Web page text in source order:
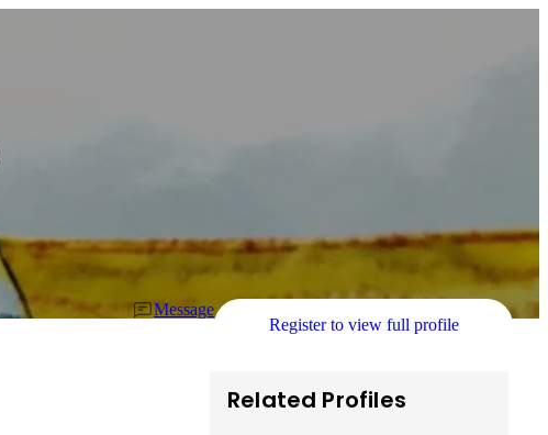
Message
Register to view full profile
Related Profiles